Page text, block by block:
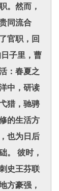
。然而，
同流合
官职，回
子里，曹
：春夏之
中，研读
猎，驰骋
的生活方
也为日后
。 彼时，
史王芬联
方豪强，